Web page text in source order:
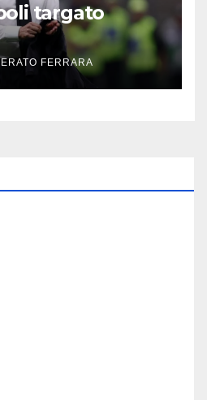
targato
FERRARA